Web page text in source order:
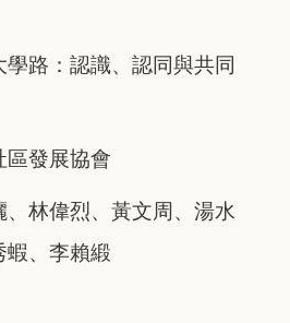
路：認識、認同與共同
區發展協會
、林偉烈、黃文周、湯水
蝦、李賴緞